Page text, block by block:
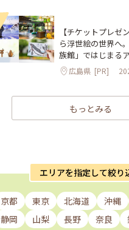
【チケットプレゼ
ら浮世絵の世界へ
族館」ではじまる
広島県 [PR]
もっとみる
エリアを指定して絞り
京都 東京 北海道 沖縄
静岡
山梨 長野 奈良